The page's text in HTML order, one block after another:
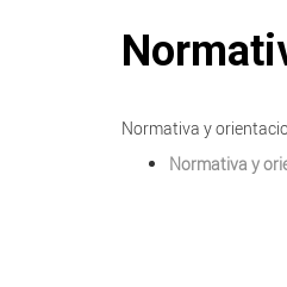
Normativa y
Normativa y